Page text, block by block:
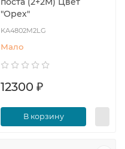
"Орех"
KA4802M2LG
Мало
12300 ₽
В корзину